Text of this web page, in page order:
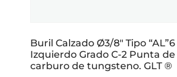
Buril Calzado Ø3/8″ Tipo “AL”6
Izquierdo Grado C-2 Punta de
carburo de tungsteno. GLT ®